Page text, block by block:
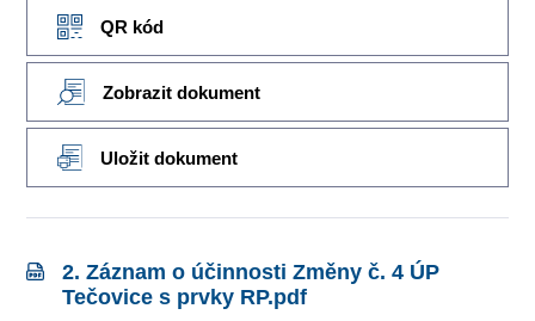
QR kód
Zobrazit dokument
Uložit dokument
2. Záznam o účinnosti Změny č. 4 ÚP
Tečovice s prvky RP.pdf